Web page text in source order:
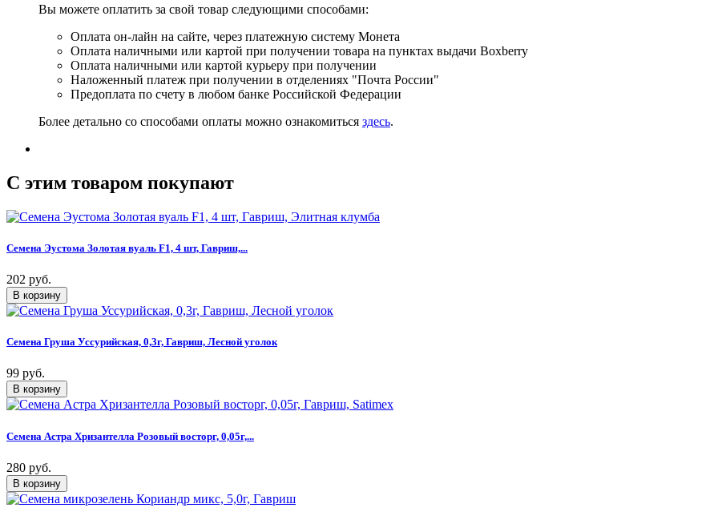
Вы можете оплатить за свой товар следующими способами:
Оплата он-лайн на сайте, через платежную систему Монета
Оплата наличными или картой при получении товара на пунктах выдачи Boxberry
Оплата наличными или картой курьеру при получении
Наложенный платеж при получении в отделениях "Почта России"
Предоплата по счету в любом банке Российской Федерации
Более детально со способами оплаты можно ознакомиться здесь.
C этим товаром покупают
Семена Эустома Золотая вуаль F1, 4 шт, Гавриш,...
202 руб.
Семена Груша Уссурийская, 0,3г, Гавриш, Лесной уголок
99 руб.
Семена Астра Хризантелла Розовый восторг, 0,05г,...
280 руб.